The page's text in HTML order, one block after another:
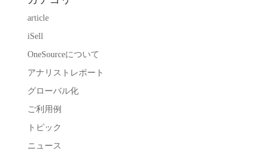
article
iSell
OneSourceについて
アナリストレポート
グローバル化
ご利用例
トピック
ニュース